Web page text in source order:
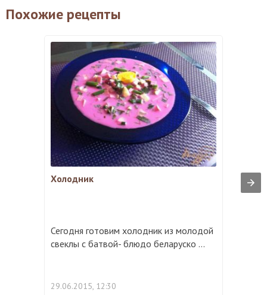
Похожие рецепты
Холодник
Сегодня готовим холодник из молодой
свеклы с батвой- блюдо беларуско ...
29.06.2015, 12:30